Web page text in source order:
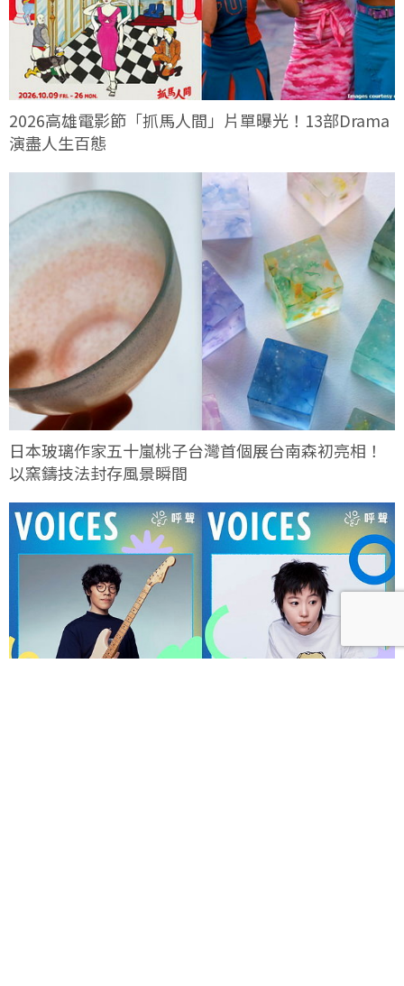
2026高雄電影節「抓馬人間」片單曝光！13部Drama
演盡人生百態
日本玻璃作家五十嵐桃子台灣首個展台南森初亮相！
以窯鑄技法封存風景瞬間